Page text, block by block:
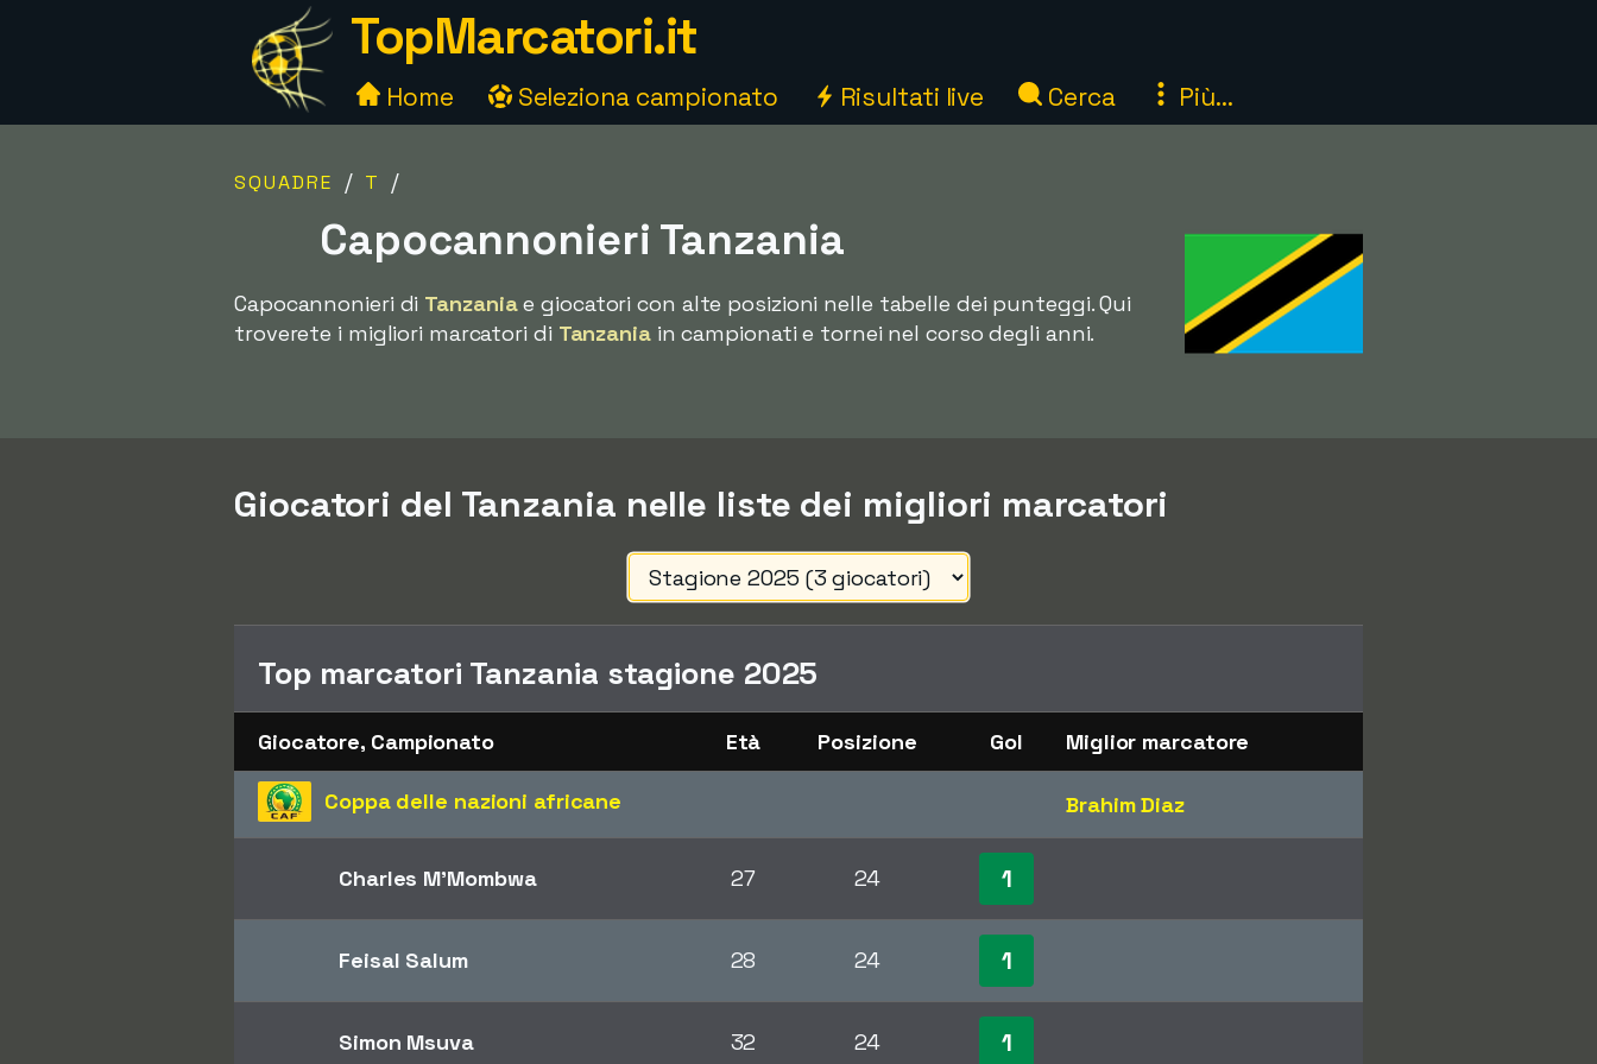
TopMarcatori.it
Home Seleziona campionato Risultati live Cerca Più...
SQUADRE / T /
Capocannonieri Tanzania
Capocannonieri di Tanzaniae giocatori con alte posizioni nelle tabelle dei punteggi. Qui
troverete i migliori marcatori di Tanzaniain campionati e tornei nel corso degli anni.
Giocatori del Tanzania nelle liste dei migliori marcatori
Top marcatori Tanzania stagione 2025
Giocatore, Campionato Età Posizione Gol Miglior marcatore
Coppa delle nazioni africane Brahim Diaz
Charles M'Mombwa 27 24 1
Feisal Salum 28 24 1
Simon Msuva 32 24 1